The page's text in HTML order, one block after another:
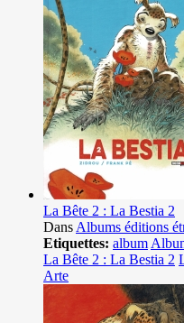
La Bête 2 : La Bestia 2
Dans Albums éditions
Etiquettes: album
La Bête 2 : La Bestia 2
Arte